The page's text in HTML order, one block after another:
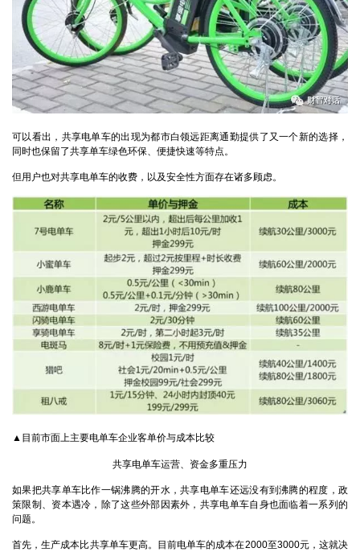
可以看出，共享电单车的出现为都市白领远距离通勤提供了又一个新的选择，
同时也保留了共享单车绿色环保、便捷快速等特点。
但用户也对共享电单车的收费，以及安全性方面存在诸多顾虑。
▲目前市面上主要电单车企业客单价与成本比较
共享电单车运营、资金多重压力
如果把共享单车比作一锅沸腾的开水，共享电单车还远没有到沸腾的程度，政
策限制、资本遇冷，除了这些外部因素外，共享电单车自身也面临着一系列的
问题。
首先，生产成本比共享单车更高。目前电单车的成本在2000至3000元，这就决